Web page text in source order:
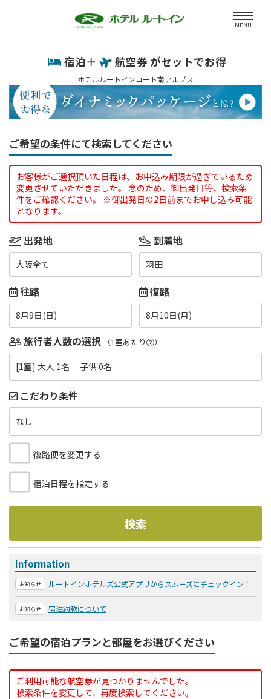
MENU
宿泊＋ 航空券 がセットでお得
ホテルルートインコート南アルプス
ご希望の条件にて検索してください
お客様がご選択頂いた日程は、お申込み期限が過ぎているため
変更させていただきました。 念のため、御出発日等、検索条
件をご確認ください。 ※御出発日の2日前までお申し込み可能
となります。
出発地
大阪全て
到着地
羽田
往路
8月9日(日)
復路
8月10日(月)
旅行者人数の選択 （1室あたり ）
[1室] 大人 1名 子供 0名
こだわり条件
なし
復路便を変更する
宿泊日程を指定する
検索
Information
お知らせ ルートインホテルズ公式アプリからスムーズにチェックイン！
お知らせ 宿泊約款について
ご希望の宿泊プランと部屋をお選びください
ご利用可能な航空券が見つかりませんでした。
検索条件を変更して、再度検索してください。